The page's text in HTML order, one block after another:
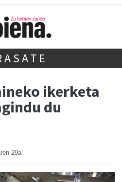
ikerketa
du
29a